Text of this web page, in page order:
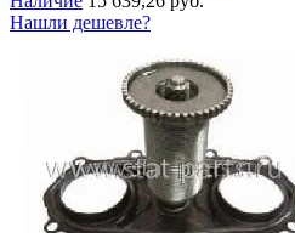
Нашли дешевле?